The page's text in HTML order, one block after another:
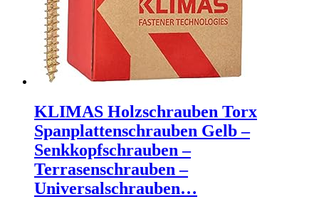
KLIMAS Holzschrauben Torx
Spanplattenschrauben Gelb –
Senkkopfschrauben –
Terrasenschrauben –
Universalschrauben…